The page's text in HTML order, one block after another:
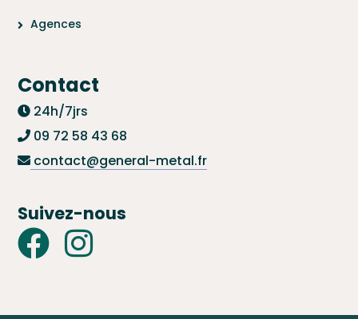
Agences
Contact
24h/7jrs
09 72 58 43 68
contact@general-metal.fr
Suivez-nous